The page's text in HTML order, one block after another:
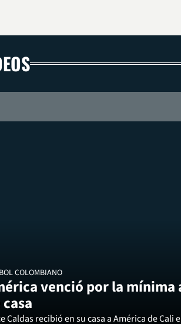
COLOMBIANO
venció por la mínima
Caldas recibió en su casa a América de Cali